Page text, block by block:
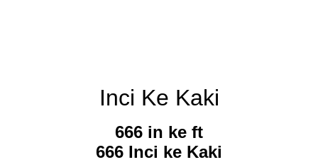
Inci Ke Kaki
666 in ke ft
666 Inci ke Kaki